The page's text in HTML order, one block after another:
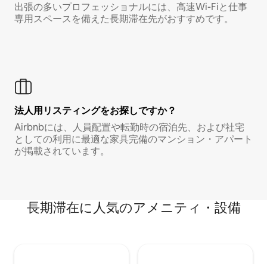
出張の多いプロフェッショナルには、高速Wi-Fiと仕事
専用スペースを備えた長期滞在先がおすすめです。
法人用リスティングをお探しですか？
Airbnbには、人員配置や転勤時の宿泊先、および社宅
としての利用に最適な家具完備のマンション・アパート
が掲載されています。
長期滞在に人気のアメニティ・設備